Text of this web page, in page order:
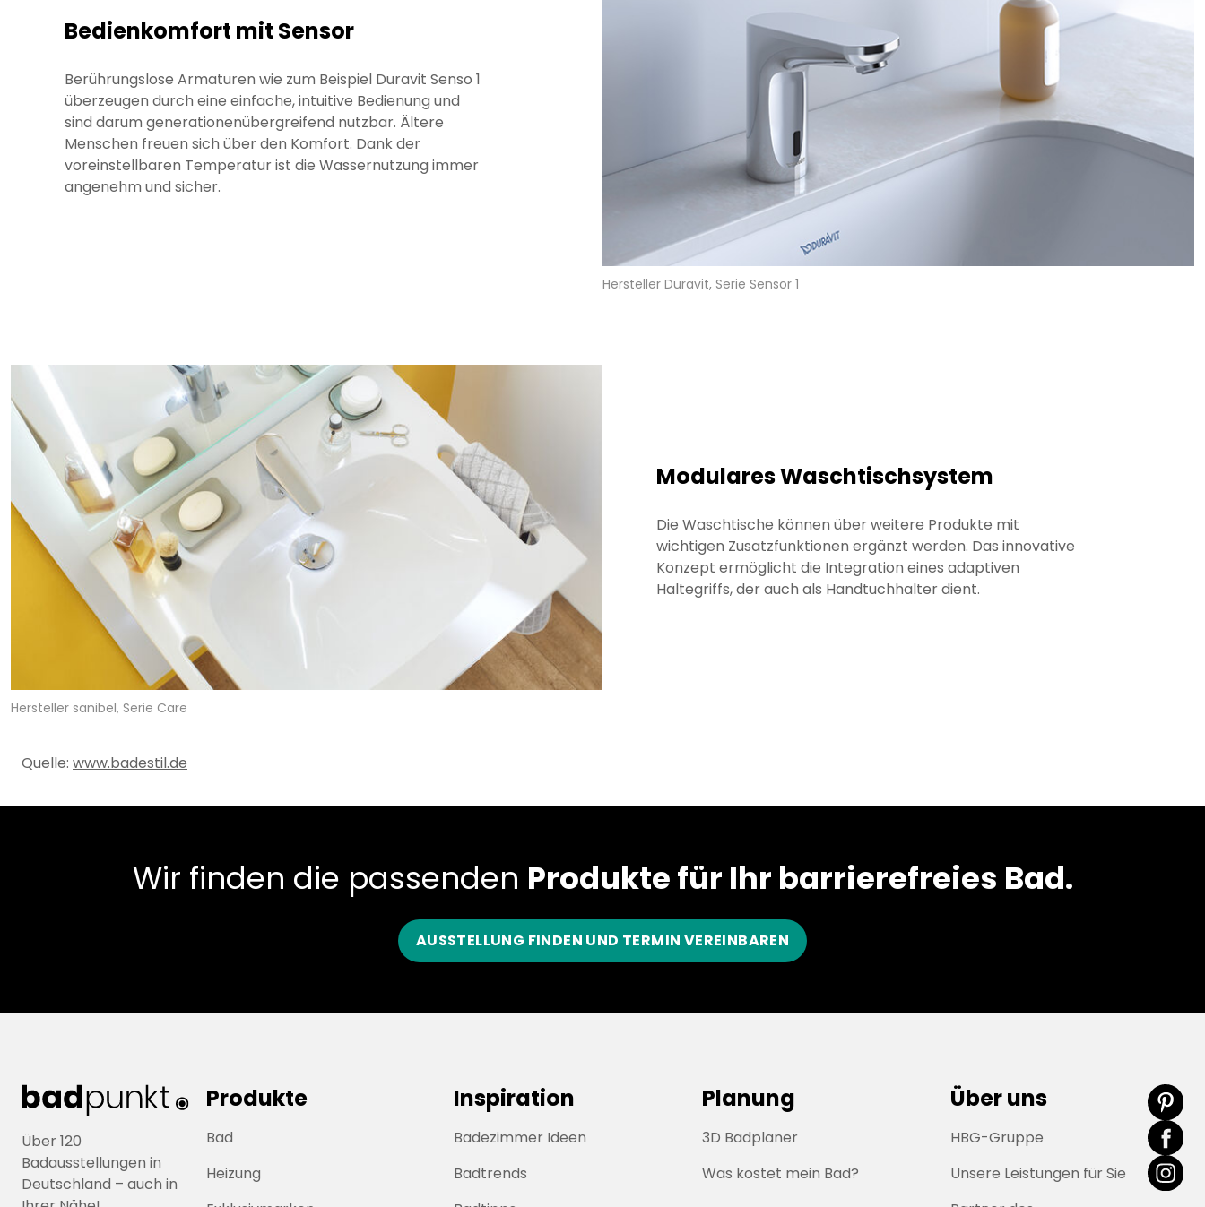
Hersteller Duravit, Serie Sensor 1
Bedienkomfort mit Sensor
Berührungslose Armaturen wie zum Beispiel Duravit Senso 1
überzeugen durch eine einfache, intuitive Bedienung und
sind darum generationenübergreifend nutzbar. Ältere
Menschen freuen sich über den Komfort. Dank der
voreinstellbaren Temperatur ist die Wassernutzung immer
angenehm und sicher.
Hersteller sanibel, Serie Care
Modulares Waschtischsystem
Die Waschtische können über weitere Produkte mit
wichtigen Zusatzfunktionen ergänzt werden. Das innovative
Konzept ermöglicht die Integration eines adaptiven
Haltegriffs, der auch als Handtuchhalter dient.
Quelle: www.badestil.de
Wir finden die passenden Produkte für Ihr barrierefreies Bad.
AUSSTELLUNG FINDEN UND TERMIN VEREINBAREN
Über 120
Badausstellungen in
Deutschland – auch in
Produkte
Bad
Heizung
Inspiration
Badezimmer Ideen
Badtrends
Planung
3D Badplaner
Was kostet mein Bad?
Über uns
HBG-Gruppe
Unsere Leistungen für Sie